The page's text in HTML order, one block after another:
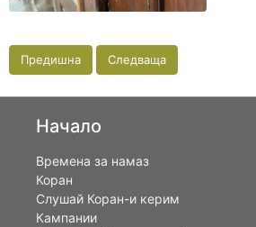
Предишна Следваща
Начало
Времена за намаз
Коран
Слушай Коран-и керим
Кампании